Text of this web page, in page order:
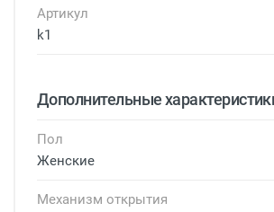
Артикул
k1
Дополнительные
Пол
Женские
Механизм открытия